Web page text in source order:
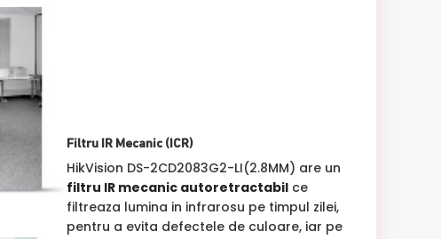
Filtru IR Mecanic (ICR)
HikVision DS-2CD2083G2-LI(2.8MM) are un
filtru IR mecanic autoretractabilce
filtreaza lumina in infrarosu pe timpul zilei,
pentru a evita defectele de culoare, iar pe